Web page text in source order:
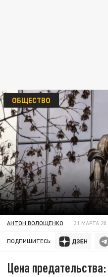
ОБЩЕСТВО
АНТОН ВОЛОЩЕНКО 31 МАРТА
ПОДПИШИТЕСЬ:
Цена